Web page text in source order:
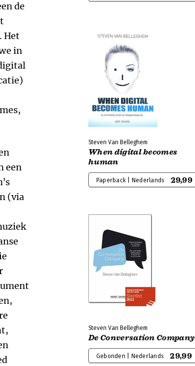
de
Het
in
een
(via
Steven Van Belleghem
When digital becomes
human
Paperback | Nederlands 29,99
Steven Van Belleghem
De Conversation Company
Gebonden | Nederlands 29,99